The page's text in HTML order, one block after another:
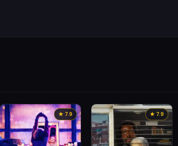
★ 7.9 ★ 7.9